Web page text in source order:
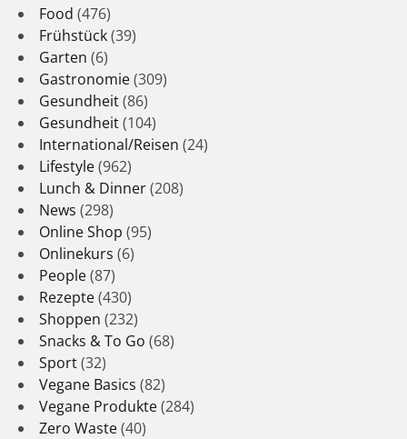
Food (476)
Frühstück(39)
Garten (6)
Gastronomie(309)
Gesundheit(86)
Gesundheit(104)
International/Reisen (24)
Lifestyle(962)
Lunch & Dinner(208)
News (298)
Online Shop (95)
Onlinekurs (6)
People(87)
Rezepte(430)
Shoppen (232)
Snacks & To Go (68)
Sport(32)
Vegane Basics (82)
Vegane Produkte(284)
Zero Waste(40)